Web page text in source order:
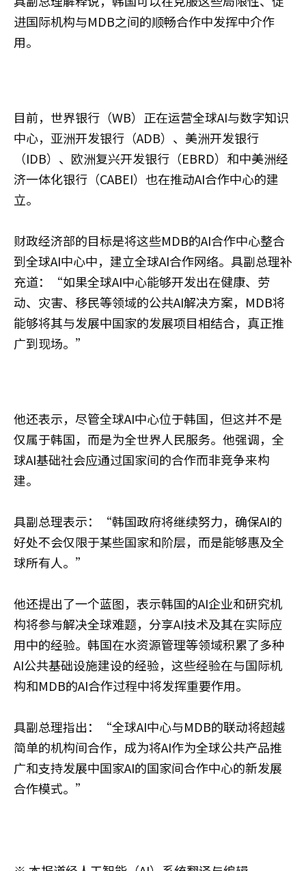
进国际机构与MDB之间的顺畅合作中发挥中介作
用。
目前，世界银行（WB）正在运营全球AI与数字知识
中心，亚洲开发银行（ADB）、美洲开发银行
（IDB）、欧洲复兴开发银行（EBRD）和中美洲经
济一体化银行（CABEI）也在推动AI合作中心的建
立。
财政经济部的目标是将这些MDB的AI合作中心整合
到全球AI中心中，建立全球AI合作网络。具副总理补
充道：“如果全球AI中心能够开发出在健康、劳
动、灾害、移民等领域的公共AI解决方案，MDB将
能够将其与发展中国家的发展项目相结合，真正推
广到现场。”
他还表示，尽管全球AI中心位于韩国，但这并不是
仅属于韩国，而是为全世界人民服务。他强调，全
球AI基础社会应通过国家间的合作而非竞争来构
建。
具副总理表示：“韩国政府将继续努力，确保AI的
好处不会仅限于某些国家和阶层，而是能够惠及全
球所有人。”
他还提出了一个蓝图，表示韩国的AI企业和研究机
构将参与解决全球难题，分享AI技术及其在实际应
用中的经验。韩国在水资源管理等领域积累了多种
AI公共基础设施建设的经验，这些经验在与国际机
构和MDB的AI合作过程中将发挥重要作用。
具副总理指出：“全球AI中心与MDB的联动将超越
简单的机构间合作，成为将AI作为全球公共产品推
广和支持发展中国家AI的国家间合作中心的新发展
合作模式。”